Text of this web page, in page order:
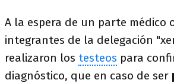
A la espera de un parte médico
integrantes de la delegación
realizaron los testeos para
diagnóstico, que en caso de ser